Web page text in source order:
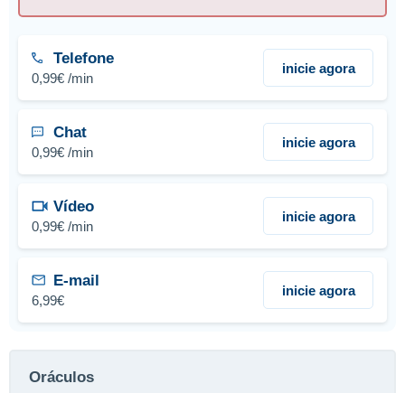
Telefone
0,99€ /min
inicie agora
Chat
0,99€ /min
inicie agora
Vídeo
0,99€ /min
inicie agora
E-mail
6,99€
inicie agora
Oráculos